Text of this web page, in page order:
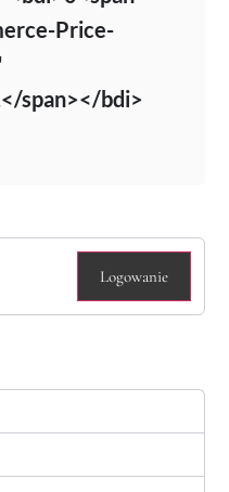
Price-
span></bdi>
Logowanie